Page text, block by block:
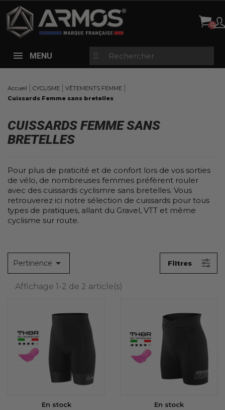
MENU
Accueil CYCLISME
VÊTEMENTS FEMME
Cuissards Femme sans bretelles
CUISSARDS FEMME SANS
BRETELLES
Pour plus de praticité et de confort lors de vos sorties
de vélo, de nombreuses femmes préfèrent rouler
avec des cuissards cyclismre sans bretelles. Vous
retrouverez ici notre sélection de cuissards pour tous
types de pratiques, allant du Gravel, VTT et même
cyclisme sur route.
Pertinence  Filtres
Affichage 1-2 de 2 article(s)
En stock En stock
Panneau de gestion des cookies